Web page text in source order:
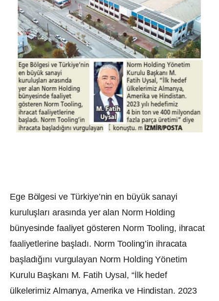
Ege Bölgesi ve Türkiye’nin en büyük sanayi
kuruluşları arasında yer alan Norm Holding
bünyesinde faaliyet gösteren Norm Tooling, ihracat
faaliyetlerine başladı. Norm Tooling’in ihracata
başladığını vurgulayan Norm Holding Yönetim
Kurulu Başkanı M. Fatih Uysal, “İlk hedef
ülkelerimiz Almanya, Amerika ve Hindistan. 2023